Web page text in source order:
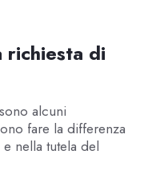
richiesta di
alcuni
fare la differenza
nella tutela del